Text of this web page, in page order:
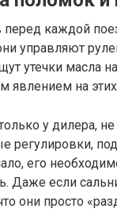
каждой
управляют
утечки масла
явлением на
у дилера,
регулировки,
его
Даже если
они просто